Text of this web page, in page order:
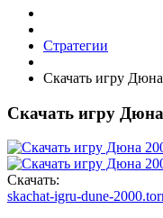
Стратегии
Скачать игру
Скачать игру
Cкачать:
skachat-igru-dune-